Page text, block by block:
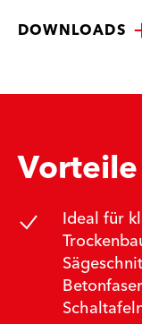
DOWNLOADS
Vorteile
Ideal für